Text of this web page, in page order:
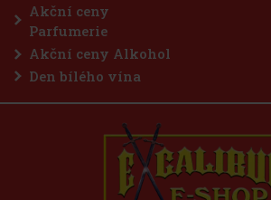
Akční ceny
Parfumerie
Akční ceny Alkohol
Den bílého vína